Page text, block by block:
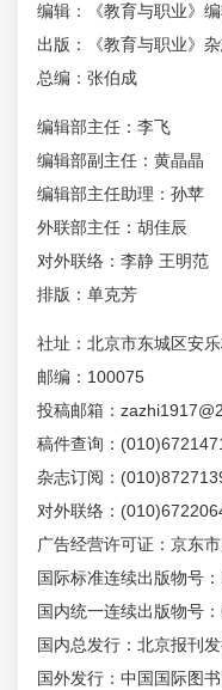
编辑：《教育与职业》
出版：《教育与职业》
总编：张伯成
编辑部主任：李飞
编辑部副主任：黄晶晶
编辑部主任助理：孙苹
外联部主任：胡佳辰
对外联络：李静 王明范
排版：单克芳
社址：北京市东城区安
邮编：100075
投稿邮箱：
稿件查询：
杂志订阅：
对外联络：
广告经营许可证：京东
国际标准连续出版物号
国内统一连续出版物号
国内总发行：北京报刊
国外发行：中国国际图